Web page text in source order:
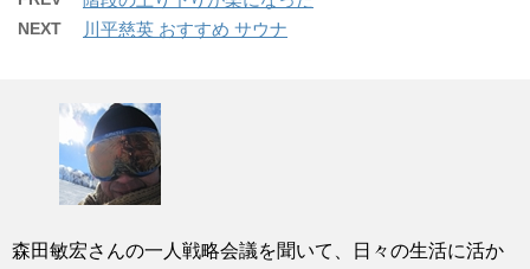
NEXT 川平慈英 おすすめ サウナ
森田敏宏さんの一人戦略会議を聞いて、日々の生活に活か